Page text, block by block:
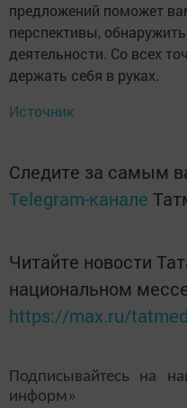
предложений поможет
перспективы,
деятельности. Со всех
держать себя в руках.
Источник
Следите за самым
Telegram-канале
Читайте новости
национальном
https://max.ru/
Подписывайтесь на
информ»